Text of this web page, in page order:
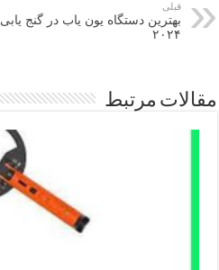
قبلی
بهترین دستگاه یون‌ یاب در گنج‌ یابی
۲۰۲۴
مقالات مرتبط